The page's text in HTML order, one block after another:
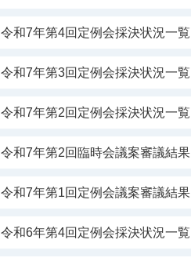
令和7年第4回定例会採決状況一覧
令和7年第3回定例会採決状況一覧
令和7年第2回定例会採決状況一覧
令和7年第2回臨時会議案審議結果
令和7年第1回定例会議案審議結果
令和6年第4回定例会採決状況一覧